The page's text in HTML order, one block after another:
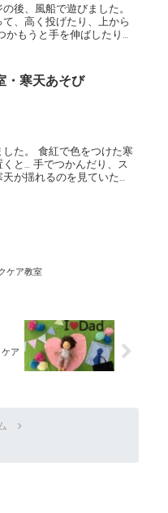
後、風船で遊びました。
、高く投げたり、上から
・寒天あそび
けた寒
り、ス
が揺れるのを見ていた
ケア教室
ア